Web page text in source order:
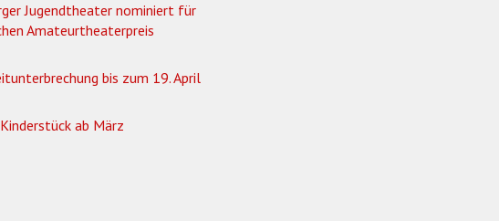
Jugendtheater nominiert für
Amateurtheaterpreis
bis zum 19. April
ab März